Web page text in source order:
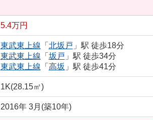
5.4万円
東武東上線 「 北坂戸 」駅 徒歩18分
東武東上線 「 坂戸 」駅 徒歩34分
東武東上線 「 高坂 」駅 徒歩41分
1K(28.15㎡)
2016年 3月(築10年)